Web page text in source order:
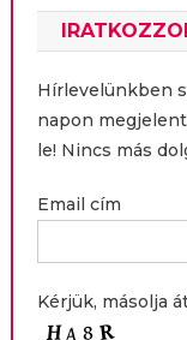
Hírlevelünkben
napon
le! Nincs más
Email cím
Kérjük, másolja